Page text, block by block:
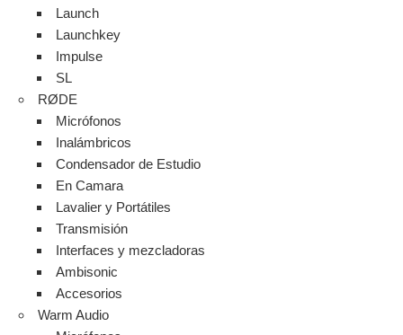
Launch
Launchkey
Impulse
SL
RØDE
Micrófonos
Inalámbricos
Condensador de Estudio
En Camara
Lavalier y Portátiles
Transmisión
Interfaces y mezcladoras
Ambisonic
Accesorios
Warm Audio